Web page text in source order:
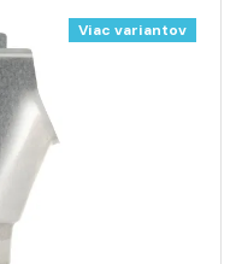
Viac variantov